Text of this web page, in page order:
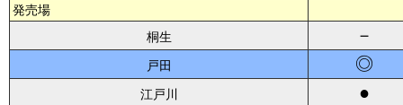
発売場
桐生
－
戸田 ◎
江戸川 ●